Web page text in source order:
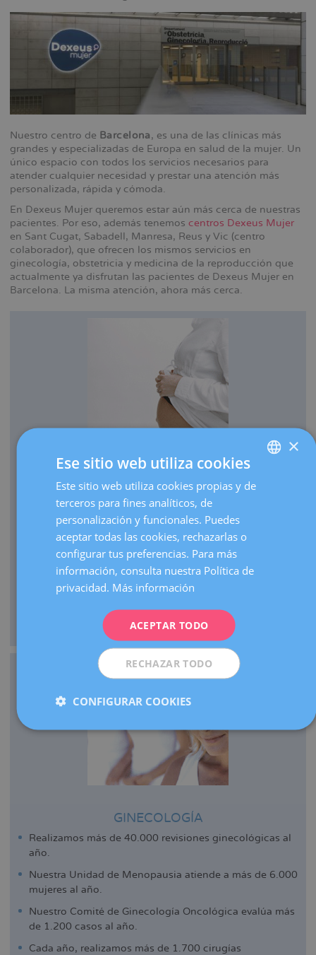
Nuestro centro de Barcelona, es una de las clínicas más
grandes y especializadas de Europa en salud de la mujer. Un
único espacio con todos los servicios necesarios para
atender cualquier necesidad y prestar una atención más
personalizada, rápida y cómoda.
En Dexeus Mujer queremos estar aún más cerca de nuestras
pacientes. Por eso, además tenemos centros Dexeus Mujer
en Sant Cugat, Sabadell, Manresa, Reus y Vic (centro
colaborador), que ofrecen los mismos servicios en
ginecología, obstetricia y medicina de la reproducción que
actualmente ya disfrutan las pacientes de Dexeus Mujer en
Barcelona. La misma atención, ahora más cerca.
Cada año traemos al mundo más de 3.000 bebés.
Realizamos más de 30.000 ecografías de embarazo al
Como centro de referencia, hacemos más de 3.000
visitas de embarazos de alto riesgo al año.
Contamos con una UCI Neonatal de nivel III que atiende
GINECOLOGÍA
Realizamos más de 40.000 revisiones ginecológicas al
año.
Nuestra Unidad de Menopausia atiende a más de 6.000
mujeres al año.
Nuestro Comité de Ginecología Oncológica evalúa más
de 1.200 casos al año.
Cada año, realizamos más de 1.700 cirugías
SPANISH
×
Ese sitio web utiliza cookies
Este sitio web utiliza cookies propias y de
terceros para fines analíticos, de
personalización y funcionales. Puedes
aceptar todas las cookies, rechazarlas o
configurar tus preferencias. Para más
información, consulta nuestra Política de
privacidad. Más información
ACEPTAR TODO
RECHAZAR TODO
CONFIGURAR COOKIES